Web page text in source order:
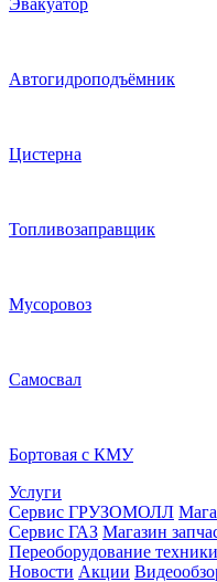
Эвакуатор
Автогидроподъёмник
Цистерна
Топливозаправщик
Мусоровоз
Самосвал
Бортовая с КМУ
Услуги
Сервис ГРУЗОМОЛЛ
Сервис ГАЗ Магазин
Переоборудование
Новости Акции